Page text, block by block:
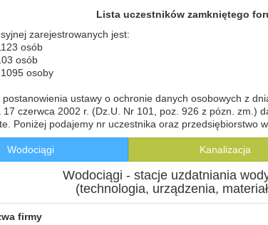
Lista uczestników zamkniętego
zarejestrowanych jest:
osób
osób
osoby
ustawy o ochronie danych osobowych z
17 czerwca 2002 r. (Dz.U. Nr 101, poz. 926 z pózn. zm.)
Poniżej podajemy nr uczestnika oraz przedsiębiorstwo
Wodociągi Kanalizacja
Wodociągi - stacje uzdatniania
(technologia, urządzenia,
firmy